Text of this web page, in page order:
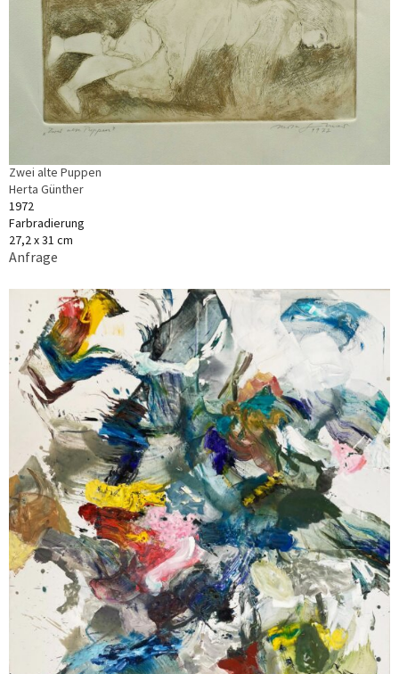
Zwei alte Puppen
Herta Günther
1972
Farbradierung
27,2 x 31 cm
Anfrage